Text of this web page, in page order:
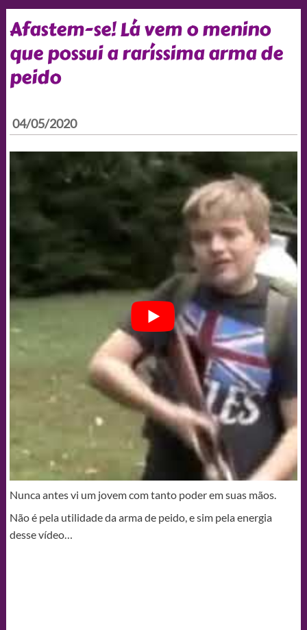
Afastem-se! Lá vem o menino
que possui a raríssima arma de
peido
04/05/2020
Nunca antes vi um jovem com tanto poder em suas mãos.
Não é pela utilidade da arma de peido, e sim pela energia
desse vídeo…